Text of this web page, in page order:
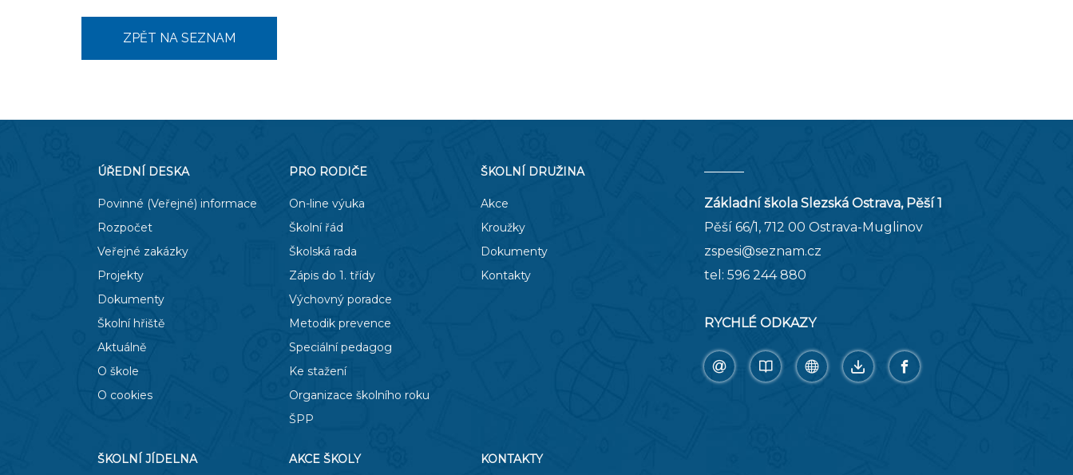
ZPĚT NA SEZNAM
ÚŘEDNÍ DESKA
Povinné (Veřejné) informace
Rozpočet
Veřejné zakázky
Projekty
Dokumenty
Školní hřiště
Aktuálně
O škole
O cookies
PRO RODIČE
On-line výuka
Školní řád
Školská rada
Zápis do 1. třídy
Výchovný poradce
Metodik prevence
Speciální pedagog
Ke stažení
Organizace školního roku
ŠPP
ŠKOLNÍ DRUŽINA
Akce
Kroužky
Dokumenty
Kontakty
ŠKOLNÍ JÍDELNA AKCE ŠKOLY KONTAKTY
Základní škola Slezská Ostrava, Pěší 1
Pěší 66/1, 712 00 Ostrava-Muglinov
zspesi@seznam.cz
tel: 596 244 880
RYCHLÉ ODKAZY